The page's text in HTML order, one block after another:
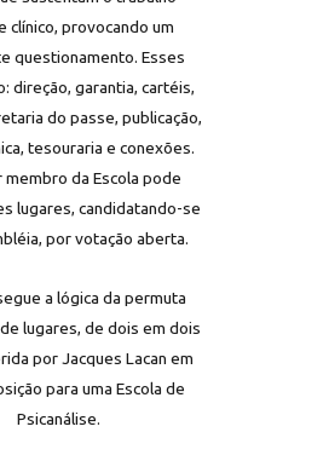
clínico, provocando um
questionamento. Esses
direção, garantia, cartéis,
do passe, publicação,
tesouraria e conexões.
membro da Escola pode
lugares, candidatando-se
por votação aberta.
a lógica da permuta
lugares, de dois em dois
por Jacques Lacan em
para uma Escola de
Psicanálise.